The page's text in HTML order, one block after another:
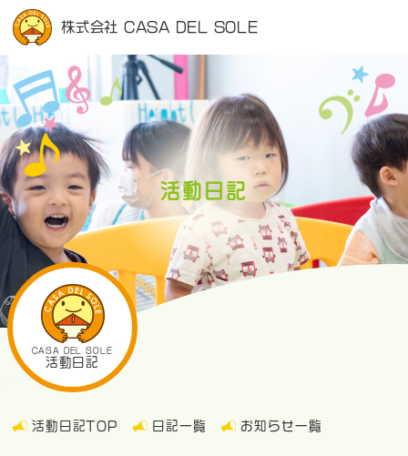
株式会社 CASA DEL SOLE
活動日記
CASA DEL SOLE
活動日記
活動日記TOP 日記一覧 お知らせ一覧